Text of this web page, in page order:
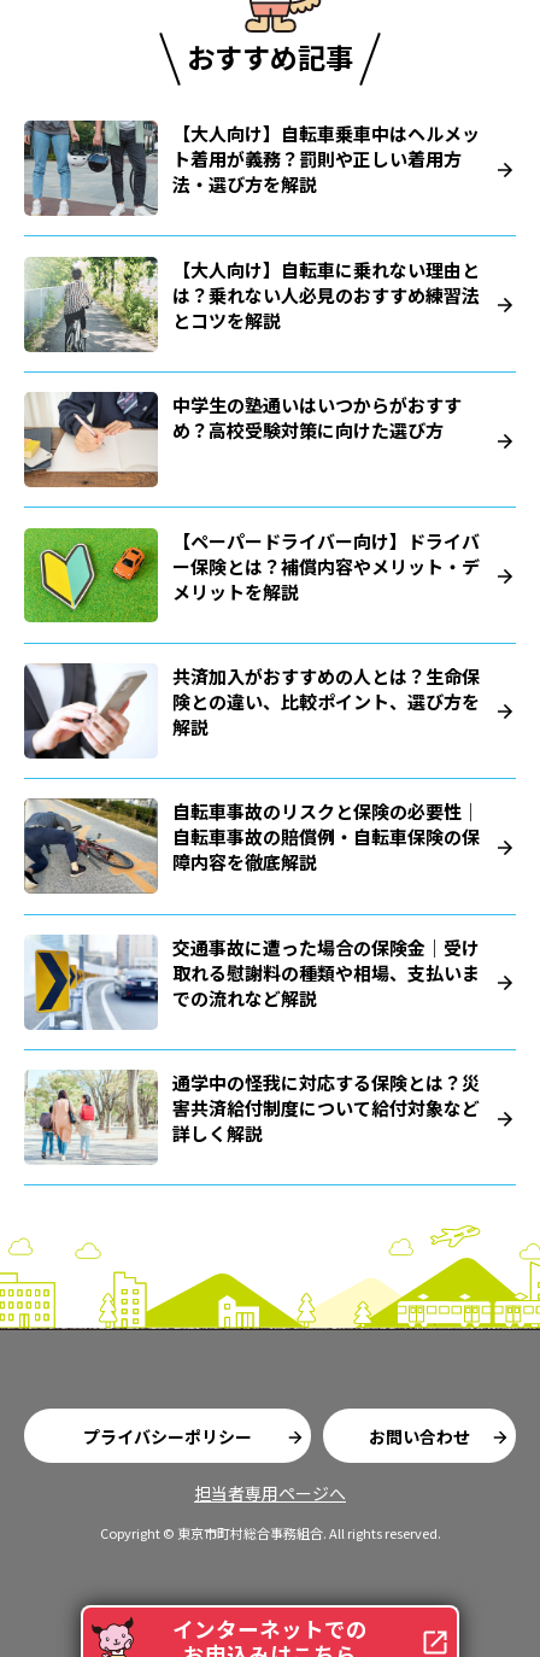
おすすめ記事
【大人向け】自転車乗車中はヘルメッ
ト着用が義務？罰則や正しい着用方
法・選び方を解説
【大人向け】自転車に乗れない理由と
は？乗れない人必見のおすすめ練習法
とコツを解説
中学生の塾通いはいつからがおすす
め？高校受験対策に向けた選び方
【ペーパードライバー向け】ドライバ
ー保険とは？補償内容やメリット・デ
メリットを解説
共済加入がおすすめの人とは？生命保
険との違い、比較ポイント、選び方を
解説
自転車事故のリスクと保険の必要性｜
自転車事故の賠償例・自転車保険の保
障内容を徹底解説
交通事故に遭った場合の保険金｜受け
取れる慰謝料の種類や相場、支払いま
での流れなど解説
通学中の怪我に対応する保険とは？災
害共済給付制度について給付対象など
詳しく解説
プライバシーポリシー お問い合わせ
担当者専用ページへ
Copyright © 東京市町村総合事務組合. All rights reserved.
インターネットでの